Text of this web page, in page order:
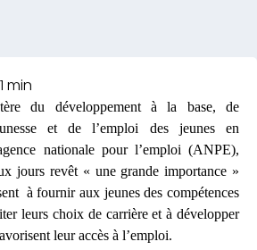
du développement à la base, de
et de l’emploi des jeunes en
nationale pour l’emploi (ANPE),
jours revêt « une grande importance »
à fournir aux jeunes des compétences
leurs choix de carrière et à développer
leur accès à l’emploi.